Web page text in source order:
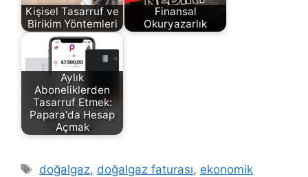
Kişisel Tasarruf ve
Birikim Yöntemleri
Finansal
Okuryazarlık
Aylık
Aboneliklerden
Tasarruf Etmek:
Papara'da Hesap
Açmak
Etiketler
doğalgaz, doğalgaz faturası, ekonomik